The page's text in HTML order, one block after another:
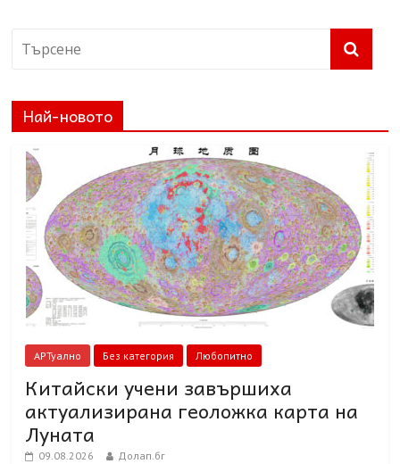
Най-новото
АРТуално Без категория Любопитно
Китайски учени завършиха
актуализирана геоложка карта на
Луната
09.08.2026 Долап.бг